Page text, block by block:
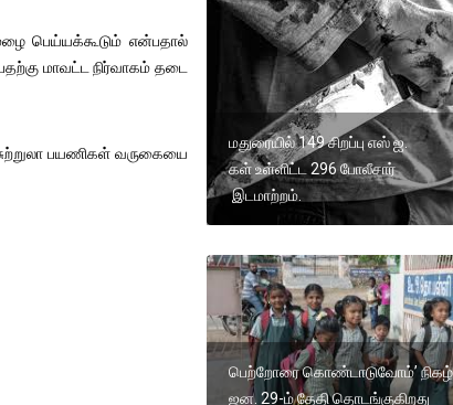
பெய்யக்கூடும் என்பதால்
மாவட்ட நிர்வாகம் தடை
பயணிகள் வருகையை
மதுரையில் 149 சிறப்பு எஸ் ஐ.
கள் உள்ளிட்ட 296 போலீசார்
இடமாற்றம்.
பெற்றோரை கொண்டாடுவோம்’
ஜன. 29-ம் தேதி தொடங்குகிறது